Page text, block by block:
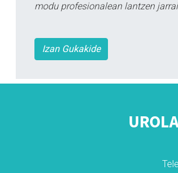
modu profesionalean lantzen
Izan Gukakide